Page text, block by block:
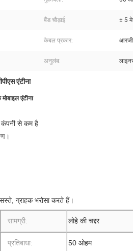
बैंड चौड़ाई: ± 5
केबल प्रकार:
अनुलंब:
एंटीना
एंटीना
कंपनी से कम है
ग्राहक भरोसा करते हैं।
सामग्री: लोहे की चद्दर
प्रतिबाधा: 50 ओहम